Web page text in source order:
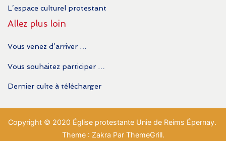
L’espace culturel protestant
Allez plus loin
Vous venez d’arriver …
Vous souhaitez participer …
Dernier culte à télécharger
Copyright © 2020 Église protestante Unie de Reims Épernay.
Theme : Zakra Par ThemeGrill.